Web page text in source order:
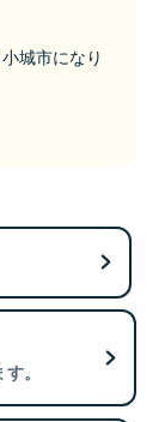
城市になり
。